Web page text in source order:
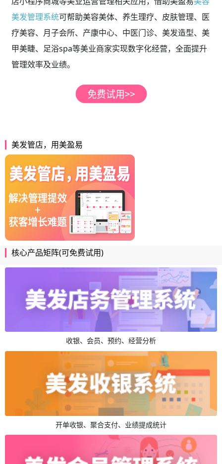
美发管理系统可帮助美容美体、养生理疗、皮肤管理、医
疗美容、月子会所、产康中心、中医门诊、美发造型、美
甲美睫、足浴spa等美业商家实现数字化经营，全面提升
管理效率及业绩。
美发管店，用美盈易
核心产品矩阵(可免费试用)
收银、会员、预约、经营分析
开单收银、聚合支付、业绩提成统计